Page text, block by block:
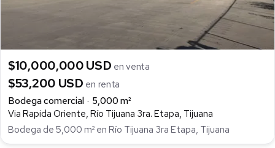
$10,000,000 USD en venta
$53,200 USD en renta
Bodega comercial
5,000 m²
Via Rapida Oriente, Río Tijuana 3ra. Etapa, Tijuana
Bodega de 5,000 m² en Río Tijuana 3ra Etapa, Tijuana